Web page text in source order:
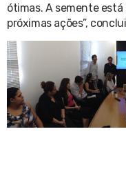
ótimas. A semente
próximas ações”,